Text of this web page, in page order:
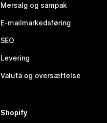
Mersalg og sampak
E-mailmarkedsføring
SEO
Levering
Valuta og oversættelse
Shopify